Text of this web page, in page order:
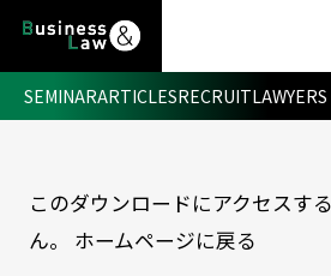
セミナー ・ 記事
セミナー
SEMINARARTICLESRECRUIT
このダウンロードにアクセスす
ん。 ホームページに戻る